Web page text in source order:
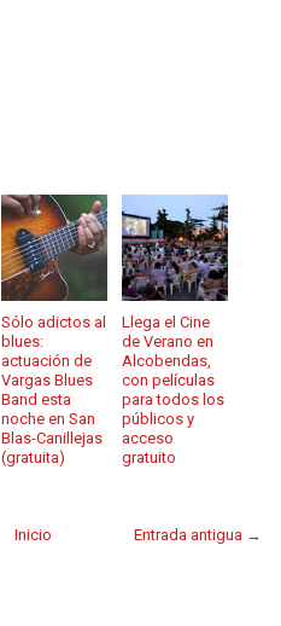
Sólo adictos al
blues:
actuación de
Vargas Blues
Band esta
noche en San
Blas-Canillejas
(gratuita)
Llega el Cine
de Verano en
Alcobendas,
con películas
para todos los
públicos y
acceso
gratuito
Entrada antigua →
Inicio